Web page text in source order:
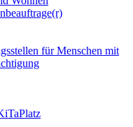
für Menschen mit